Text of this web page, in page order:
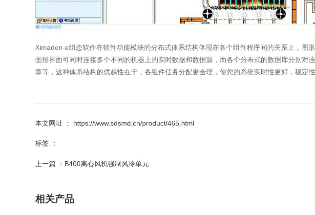
Ximaden-e组态软件在软件功能模块的分布式体系结构体现在各个组件程序间的关系上，
图形界面可同时连接多个不同的机器上的实时数据和数据源，而各个分布式的数据库分别
算等，这种体系结构的优越性在于，各组件任务分配更合理，使您的系统实时性更好，稳定性
本文网址 ： https://www.sdsmd.cn/product/465.html
标签 ：
上一篇 ： B400离心风机强制风冷单元
相关产品